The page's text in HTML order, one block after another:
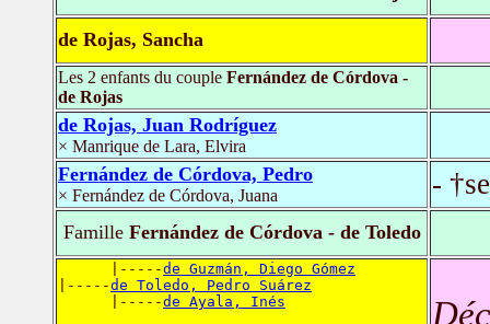
de Rojas, Sancha
Les 2 enfants du couple Fernández de Córdova -
de Rojas
de Rojas, Juan Rodríguez
× Manrique de Lara, Elvira
Fernández de Córdova, Pedro
× Fernández de Córdova, Juana -
FamilleFernández de Córdova - de Toledo
      |-----
de Guzmán, Diego Gómez
|-----de Toledo, Pedro Suárez
      |-----
de Ayala, Inés